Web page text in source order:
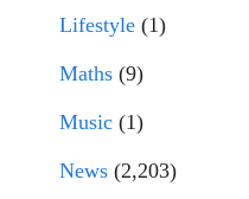
Lifestyle (1)
Maths (9)
Music (1)
News (2,203)